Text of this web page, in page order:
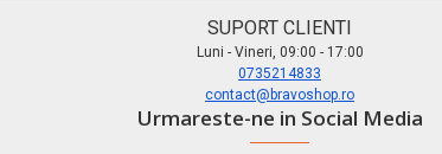
SUPORT CLIENTI
Luni - Vineri, 09:00 - 17:00
0735214833
contact@bravoshop.ro
Urmareste-ne in Social Media